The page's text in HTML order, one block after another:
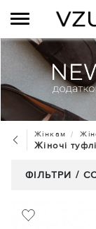
Жінкам
Жіночі туфлі
ФІЛЬТРИ /